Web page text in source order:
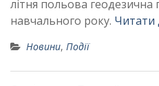
літня польова геодезична
навчального року. Читати
Новини, Події